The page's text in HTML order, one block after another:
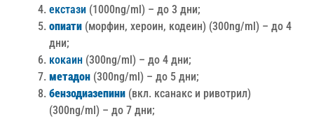
екстази (1000ng/ml) – до 3 дни;
опиати (морфин, хероин, кодеин) (300ng/ml) – до 4
дни;
кокаин (300ng/ml) – до 4 дни;
метадон (300ng/ml) – до 5 дни;
бензодиазепини (вкл. ксанакс и ривотрил)
(300ng/ml) – до 7 дни;